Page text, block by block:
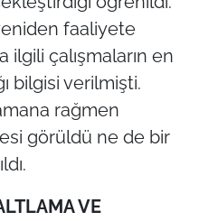
faaliyete
ilgili çalışmaların en
bilgisi verilmişti.
rağmen
görüldü ne de bir
VE